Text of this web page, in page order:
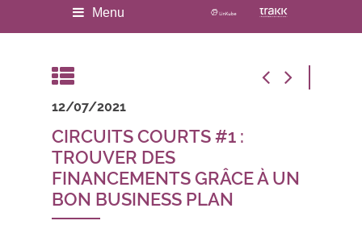
Menu
12/07/2021
CIRCUITS COURTS #1 :
TROUVER DES
FINANCEMENTS GRÂCE À UN
BON BUSINESS PLAN